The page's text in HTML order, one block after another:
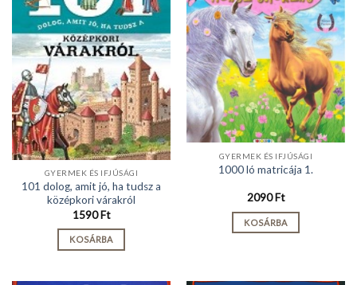
GYERMEK ÉS IFJÚSÁGI
101 dolog, amit jó, ha tudsz a
középkori várakról
1590Ft
KOSÁRBA
GYERMEK ÉS IFJÚSÁGI
1000 ló matricája 1.
2090Ft
KOSÁRBA